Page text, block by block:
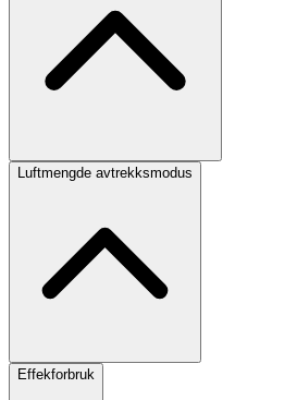
Luftmengde avtrekksmodus
Effekforbruk